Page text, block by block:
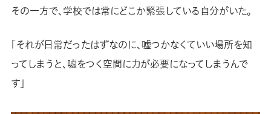
その一方で、学校では常にどこか緊張している自分がいた。
「それが日常だったはずなのに、嘘つかなくていい場所を知
ってしまうと、嘘をつく空間に力が必要になってしまうんで
す」